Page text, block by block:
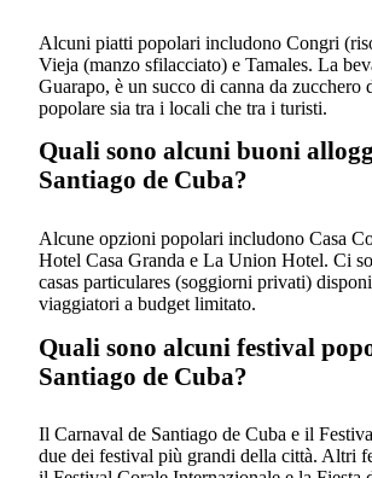
Alcuni piatti popolari includono Congri
Vieja (manzo sfilacciato) e Tamales. La
Guarapo, è un succo di canna da zucchero
popolare sia tra i locali che tra i turisti.
Quali sono alcuni buoni
Santiago de Cuba?
Alcune opzioni popolari includono Casa
Hotel Casa Granda e La Union Hotel. Ci
casas particulares (soggiorni privati)
viaggiatori a budget limitato.
Quali sono alcuni festival
Santiago de Cuba?
Il Carnaval de Santiago de Cuba e il
due dei festival più grandi della città. Altri